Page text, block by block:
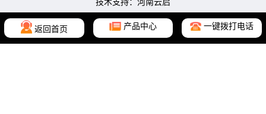
技术支持：河南云启
返回首页 产品中心 一键拨打电话